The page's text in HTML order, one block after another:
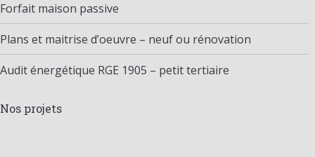
Forfait maison passive
Plans et maitrise d’oeuvre – neuf ou rénovation
Audit énergétique RGE 1905 – petit tertiaire
Nos projets